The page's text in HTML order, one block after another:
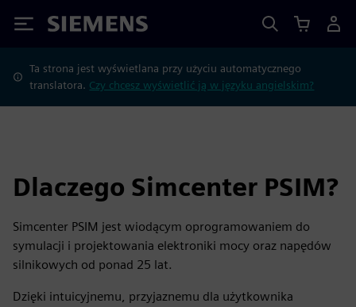
Siemens
Ta strona jest wyświetlana przy użyciu automatycznego
translatora. Czy chcesz wyświetlić ją w języku angielskim?
Dlaczego Simcenter PSIM?
Simcenter PSIM jest wiodącym oprogramowaniem do
symulacji i projektowania elektroniki mocy oraz napędów
silnikowych od ponad 25 lat.
Dzięki intuicyjnemu, przyjaznemu dla użytkownika